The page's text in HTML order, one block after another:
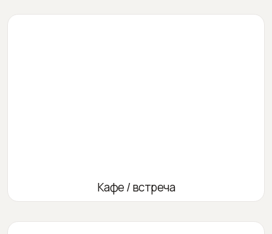
Кафе / встреча